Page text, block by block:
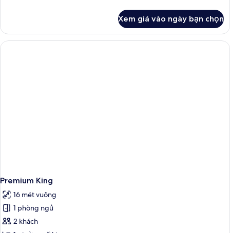
Phòng
Suite
Executive,
Xem giá vào ngày bạn chọn
Premium King
16 mét vuông
1 phòng ngủ
2 khách